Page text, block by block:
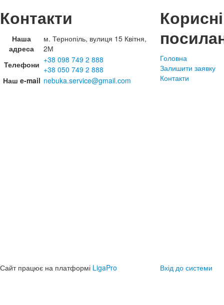
Контакти
Наша
адреса
м. Тернопіль, вулиця 15 Квітня,
2М
Телефони +38 098 749 2 888
+38 050 749 2 888
Наш e-mail nebuka.service@gmail.com
Корисні
Головна
Залишити заявку
Контакти
Сайт працює на платформі LigaPro Вхід до системи